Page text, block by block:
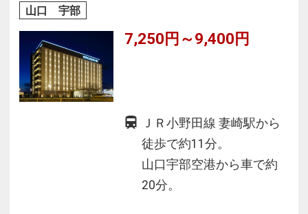
山口 宇部
7,250円～9,400円
ＪＲ小野田線 妻崎駅から
徒歩で約11分。
山口宇部空港から車で約
20分。